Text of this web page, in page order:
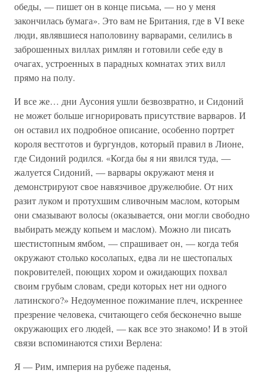
обеды, — пишет он в конце письма, — но у меня
закончилась бумага». Это вам не Британия, где в VI веке
люди, являвшиеся наполовину варварами, селились в
заброшенных виллах римлян и готовили себе еду в
очагах, устроенных в парадных комнатах этих вилл
прямо на полу.
И все же… дни Аусония ушли безвозвратно, и Сидоний
не может больше игнорировать присутствие варваров. И
он оставил их подробное описание, особенно портрет
короля вестготов и бургундов, который правил в Лионе,
где Сидоний родился. «Когда бы я ни явился туда, —
жалуется Сидоний, — варвары окружают меня и
демонстрируют свое навязчивое дружелюбие. От них
разит луком и протухшим сливочным маслом, которым
они смазывают волосы (оказывается, они могли свободно
выбирать между копьем и маслом). Можно ли писать
шестистопным ямбом, — спрашивает он, — когда тебя
окружают столько косолапых, едва ли не шестопалых
покровителей, поющих хором и ожидающих похвал
своим грубым словам, среди которых нет ни одного
латинского?» Недоуменное пожимание плеч, искреннее
презрение человека, считающего себя бесконечно выше
окружающих его людей, — как все это знакомо! И в этой
связи вспоминаются стихи Верлена:
Я — Рим, империя на рубеже паденья,